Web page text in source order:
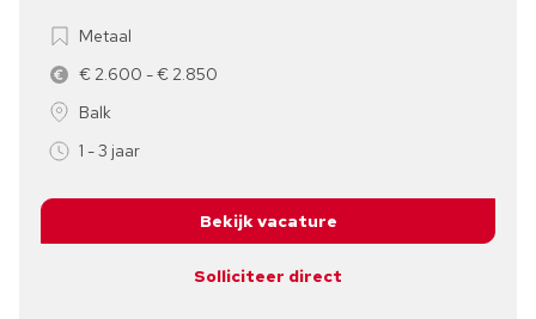
Metaal
€ 2.600 - € 2.850
Balk
1 - 3 jaar
Solliciteer direct
Bekijk vacature